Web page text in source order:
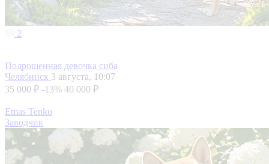
2
Подрощенная девочка сиба
Челябинск 3 августа, 10:07
35 000 ₽ -13% 40 000 ₽
Emas Tenko
Заводчик